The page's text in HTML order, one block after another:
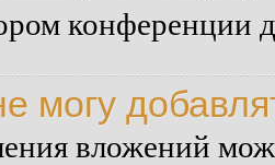
конференции
могу
вложений